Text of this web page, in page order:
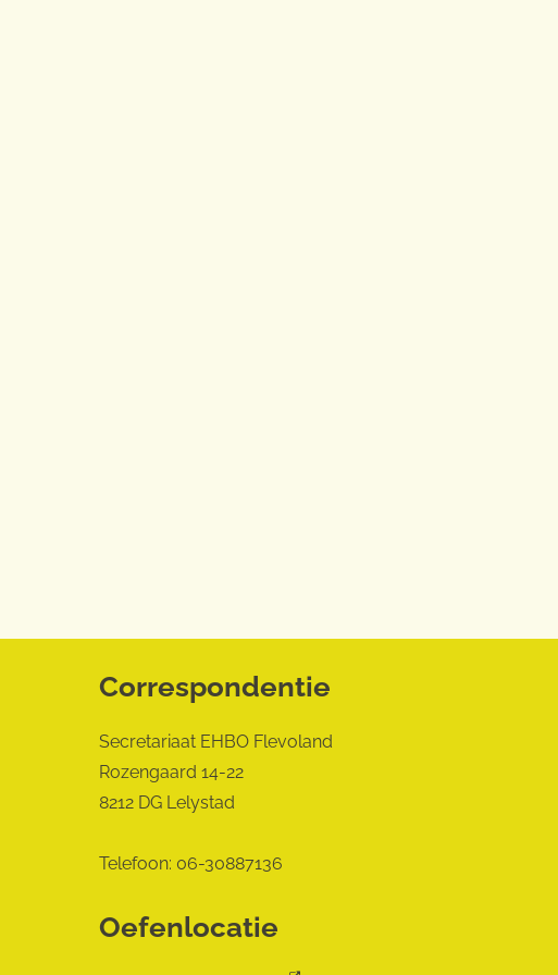
Correspondentie
Secretariaat EHBO Flevoland
Rozengaard 14-22
8212 DG Lelystad
Telefoon: 06-30887136
Oefenlocatie